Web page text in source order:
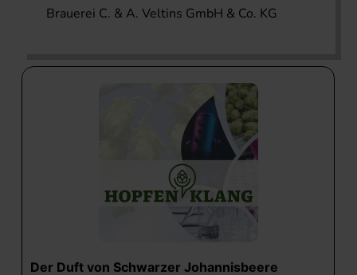
Brauerei C. & A. Veltins GmbH & Co. KG